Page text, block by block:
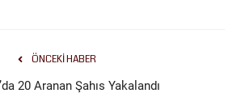
ÖNCEKI HABER
20 Aranan Şahıs Yakalandı